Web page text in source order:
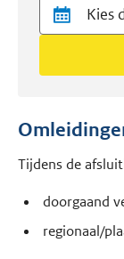
Tijdens de
doorgaand
regionaal/